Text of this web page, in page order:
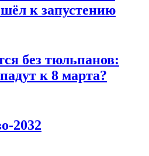
к запустению
без тюльпанов:
к 8 марта?
2032